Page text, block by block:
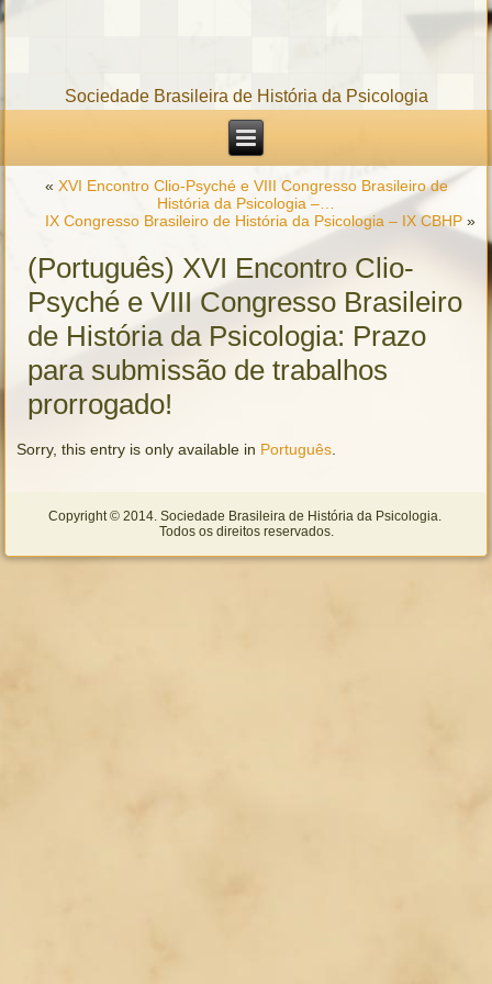
Sociedade Brasileira de História da Psicologia
« XVI Encontro Clio-Psyché e VIII Congresso Brasileiro de
História da Psicologia –…
IX Congresso Brasileiro de História da Psicologia – IX CBHP»
(Português) XVI Encontro Clio-
Psyché e VIII Congresso Brasileiro
de História da Psicologia: Prazo
para submissão de trabalhos
prorrogado!
Sorry, this entry is only available in Português
Copyright © 2014. Sociedade Brasileira de História da Psicologia.
Todos os direitos reservados.